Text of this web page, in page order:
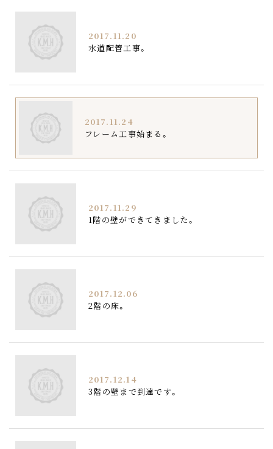
2017.11.20
水道配管工事。
2017.11.24
フレーム工事始まる。
2017.11.29
1階の壁ができてきました。
2017.12.06
2階の床。
2017.12.14
3階の壁まで到達です。